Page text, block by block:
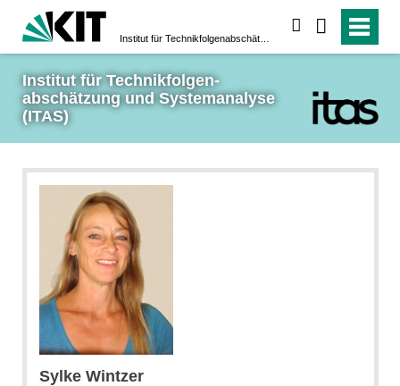
Institut für Technikfolgen­
abschätzung und System­analyse
(ITAS)
Sylke Wintzer